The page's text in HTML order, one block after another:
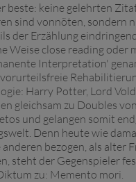
beste: keine gelehrten
sind vonnöten, sondern
der Erzählung
Weise close reading oder
Interpretation'
Harry Potter, Lord
gleichsam zu Doubles
und gelangen somit
Denn heute wie
bezogen, als alter
steht der Gegenspieler
zu: Memento mori.